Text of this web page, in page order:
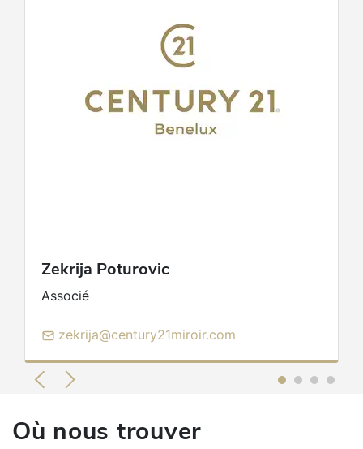
Zekrija Poturovic
Associé
zekrija@century21miroir.com
Où nous trouver